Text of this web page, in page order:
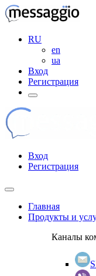
RU
en
ua
Вход
Регистрация
Вход
Регистрация
Главная
Продукты и
Каналы